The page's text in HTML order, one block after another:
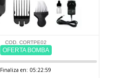
COD. CORTPE02
OFERTA BOMBA
Finaliza en: 05:22:58